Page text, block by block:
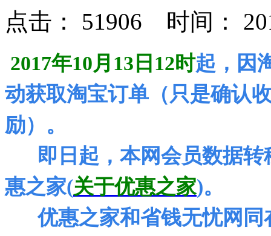
点击： 51906 时间：
2017年10月13日12时起，因
动获取淘宝订单（只是确认
励）。
即日起，本网会员数据转
惠之家(关于优惠之家)。
优惠之家和省钱无忧网同